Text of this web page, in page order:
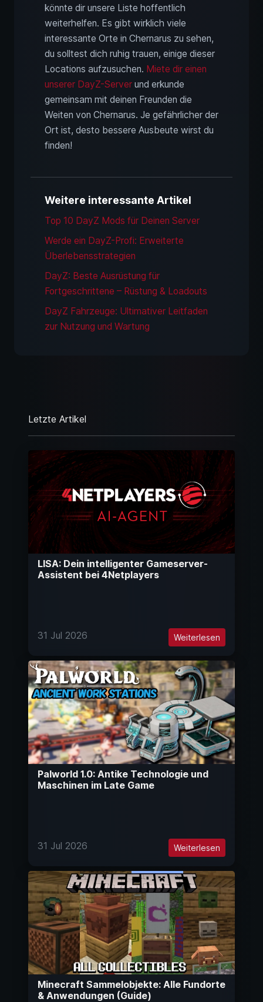
könnte dir unsere Liste hoffentlich
weiterhelfen. Es gibt wirklich viele
interessante Orte in Chernarus zu sehen,
du solltest dich ruhig trauen, einige dieser
Locations aufzusuchen. Miete dir einen
unserer DayZ-Server und erkunde
gemeinsam mit deinen Freunden die
Weiten von Chernarus. Je gefährlicher der
Ort ist, desto bessere Ausbeute wirst du
finden!
Weitere interessante Artikel
Top 10 DayZ Mods für Deinen Server
Werde ein DayZ-Profi: Erweiterte
Überlebensstrategien
DayZ: Beste Ausrüstung für
Fortgeschrittene – Rüstung & Loadouts
DayZ Fahrzeuge: Ultimativer Leitfaden
zur Nutzung und Wartung
Letzte Artikel
LISA: Dein intelligenter Gameserver-
Assistent bei 4Netplayers
31 Jul 2026 Weiterlesen
Palworld 1.0: Antike Technologie und
Maschinen im Late Game
31 Jul 2026 Weiterlesen
Minecraft Sammelobjekte: Alle Fundorte
& Anwendungen (Guide)